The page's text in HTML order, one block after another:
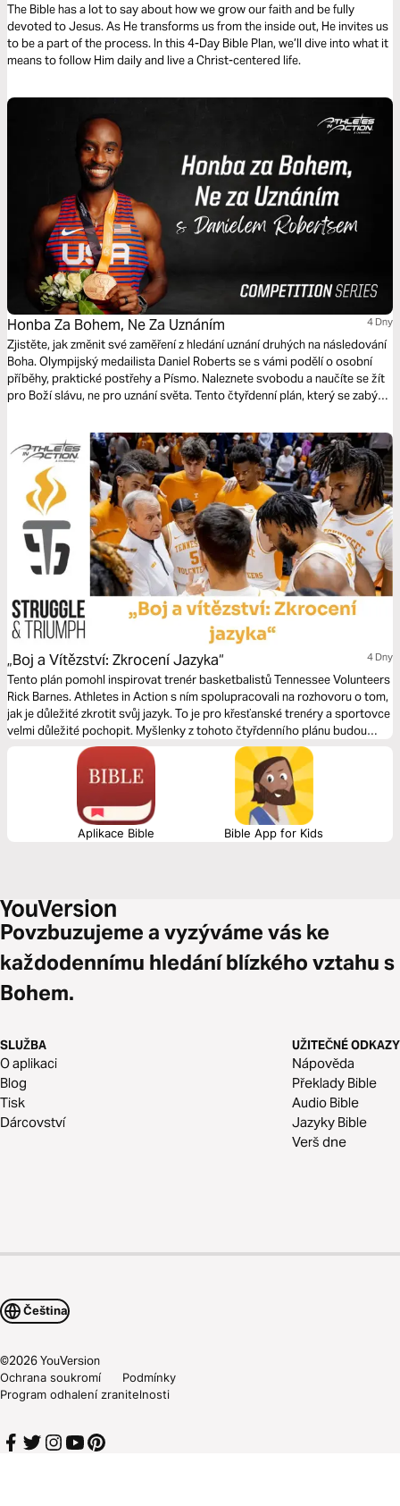
The Bible has a lot to say about how we grow our faith and be fully
devoted to Jesus. As He transforms us from the inside out, He invites us
to be a part of the process. In this 4-Day Bible Plan, we’ll dive into what it
means to follow Him daily and live a Christ-centered life.
Honba Za Bohem, Ne Za Uznáním 4 Dny
Zjistěte, jak změnit své zaměření z hledání uznání druhých na následování
Boha. Olympijský medailista Daniel Roberts se s vámi podělí o osobní
příběhy, praktické postřehy a Písmo. Naleznete svobodu a naučíte se žít
pro Boží slávu, ne pro uznání světa. Tento čtyřdenní plán, který se zabývá
„Boj a Vítězství: Zkrocení Jazyka“ 4 Dny
Tento plán pomohl inspirovat trenér basketbalistů Tennessee Volunteers
Rick Barnes. Athletes in Action s ním spolupracovali na rozhovoru o tom,
jak je důležité zkrotit svůj jazyk. To je pro křesťanské trenéry a sportovce
velmi důležité pochopit. Myšlenky z tohoto čtyřdenního plánu budou
fungovat při tréninku, zápasech nebo v životě a pomohou vám žít v
tomto světě čestně.
Aplikace Bible Bible App for Kids
Povzbuzujeme a vyzýváme vás ke
každodennímu hledání blízkého vztahu s
Bohem.
SLUŽBA
O aplikaci
Blog
Tisk
Dárcovství
UŽITEČNÉ ODKAZY
Nápověda
Překlady Bible
Audio Bible
Jazyky Bible
Verš dne
Čeština
©2026YouVersion
Ochrana soukromí
Podmínky
Program odhalení zranitelnosti